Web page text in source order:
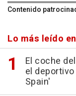
Contenido
Lo más leído
El coche
el
Spain'